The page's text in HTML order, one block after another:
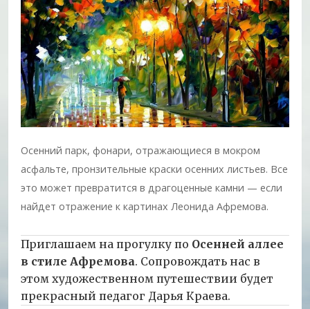
Осенний парк, фонари, отражающиеся в мокром
асфальте, пронзительные краски осенних листьев. Все
это может превратится в драгоценные камни — если
найдет отражение к картинах Леонида Афремова.
Приглашаем на прогулку по Осенней аллее
в стиле Афремова. Сопровождать нас в
этом художественном путешествии будет
прекрасный педагог Дарья Краева.